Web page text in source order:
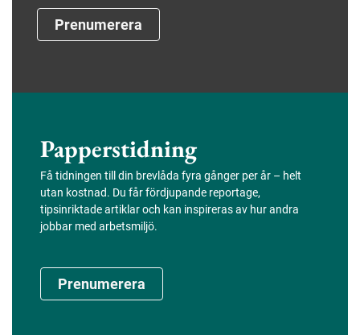
Prenumerera
Papperstidning
Få tidningen till din brevlåda fyra gånger per år – helt
utan kostnad. Du får fördjupande reportage,
tipsinriktade artiklar och kan inspireras av hur andra
jobbar med arbetsmiljö.
Prenumerera